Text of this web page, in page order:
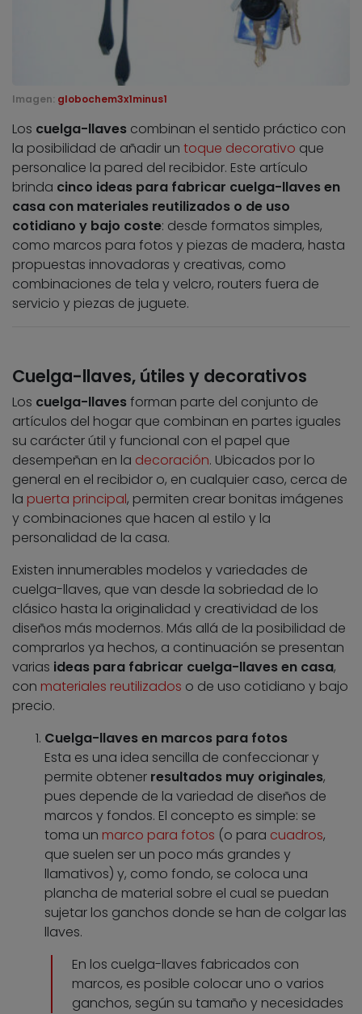
Imagen: globochem3x1minus1
Los cuelga-llaves combinan el sentido práctico con
la posibilidad de añadir un toque decorativo que
personalice la pared del recibidor. Este artículo
brinda cinco ideas para fabricar cuelga-llaves en
casa con materiales reutilizados o de uso
cotidiano y bajo coste: desde formatos simples,
como marcos para fotos y piezas de madera, hasta
propuestas innovadoras y creativas, como
combinaciones de tela y velcro, routers fuera de
servicio y piezas de juguete.
Cuelga-llaves, útiles y decorativos
Los cuelga-llavesforman parte del conjunto de
artículos del hogar que combinan en partes iguales
su carácter útil y funcional con el papel que
desempeñan en la decoración. Ubicados por lo
general en el recibidor o, en cualquier caso, cerca de
la puerta principal, permiten crear bonitas imágenes
y combinaciones que hacen al estilo y la
personalidad de la casa.
Existen innumerables modelos y variedades de
cuelga-llaves, que van desde la sobriedad de lo
clásico hasta la originalidad y creatividad de los
diseños más modernos. Más allá de la posibilidad de
comprarlos ya hechos, a continuación se presentan
varias ideas para fabricar cuelga-llaves en casa,
con materiales reutilizados o de uso cotidiano y bajo
precio.
Cuelga-llaves en marcos para fotos
Esta es una idea sencilla de confeccionar y
permite obtener resultados muy originales,
pues depende de la variedad de diseños de
marcos y fondos. El concepto es simple: se
toma un marco para fotos (o para cuadros,
que suelen ser un poco más grandes y
llamativos) y, como fondo, se coloca una
plancha de material sobre el cual se puedan
sujetar los ganchos donde se han de colgar las
llaves.
En los cuelga-llaves fabricados con
marcos, es posible colocar uno o varios
ganchos, según su tamaño y necesidades